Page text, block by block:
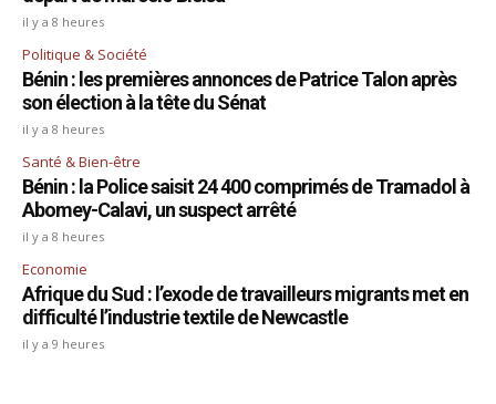
il y a 8 heures
Politique & Société
Bénin : les premières annonces de Patrice Talon après
son élection à la tête du Sénat
il y a 8 heures
Santé & Bien-être
Bénin : la Police saisit 24 400 comprimés de Tramadol à
Abomey-Calavi, un suspect arrêté
il y a 8 heures
Economie
Afrique du Sud : l’exode de travailleurs migrants met en
difficulté l’industrie textile de Newcastle
il y a 9 heures